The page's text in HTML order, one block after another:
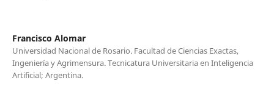
Francisco Alomar
Universidad Nacional de Rosario. Facultad de Ciencias Exactas,
Ingeniería y Agrimensura. Tecnicatura Universitaria en Inteligencia
Artificial; Argentina.